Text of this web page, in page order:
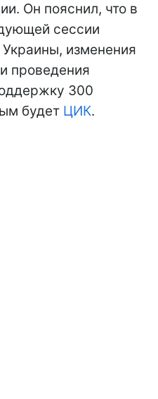
Он пояснил, что в
сессии
изменения
проведения
300
будет ЦИК.